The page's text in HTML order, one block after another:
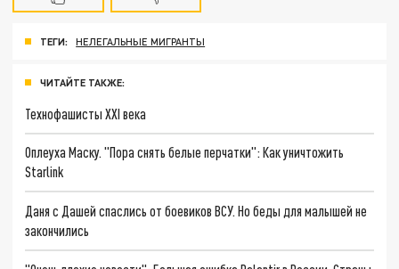
ТЕГИ: НЕЛЕГАЛЬНЫЕ МИГРАНТЫ
ЧИТАЙТЕ ТАКЖЕ:
Технофашисты XXI века
Оплеуха Маску. "Пора снять белые перчатки": Как уничтожить
Starlink
Даня с Дашей спаслись от боевиков ВСУ. Но беды для малышей не
закончились